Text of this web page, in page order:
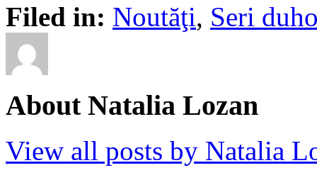
Filed in: Noutăţi, Seri
About Natalia Lozan
View all posts by Natalia